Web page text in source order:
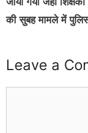
जाया गया जहां
की सुबह मामले में
Leave a